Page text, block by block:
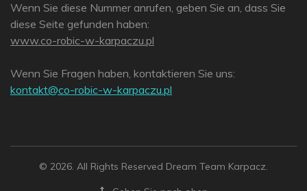
Wenn Sie diese Nummer anrufen, geben Sie an, dass Sie
diese Seite gefunden haben:
www.co-robic-w-karpaczu.pl
Wenn Sie Fragen haben, kontaktieren Sie uns:
lp.uzcaprak-w-cibor-oc@tkatnok
© 2026. All Rights Reserved Dream Team Karpacz.